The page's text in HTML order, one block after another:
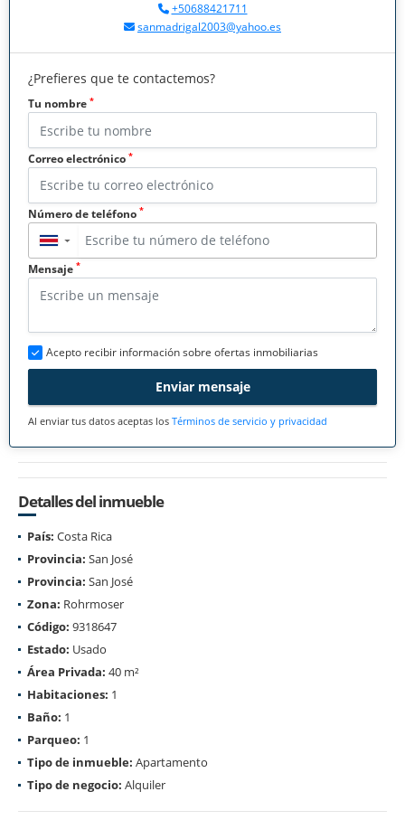
+50688421711
sanmadrigal2003@yahoo.es
¿Prefieres que te contactemos?
Tu nombre *
Correo electrónico *
Número de teléfono *
▼
Mensaje *
Acepto recibir información sobre ofertas inmobiliarias
Enviar mensaje
Al enviar tus datos aceptas los Términos de servicio y privacidad
Detalles del inmueble
País: Costa Rica
Provincia: San José
Provincia: San José
Zona: Rohrmoser
Código: 9318647
Estado: Usado
Área Privada: 40 m²
Habitaciones: 1
Baño: 1
Parqueo: 1
Tipo de inmueble: Apartamento
Tipo de negocio: Alquiler